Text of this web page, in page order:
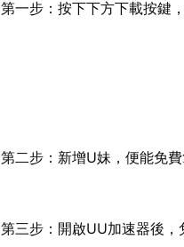
第一步：按下下方下載按鍵
第二步：新增U妹，便能免費
第三步：開啟UU加速器後，